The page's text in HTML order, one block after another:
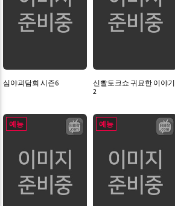
심야괴담회 시즌6
신빨토크쇼 귀묘한 이야기
2
예능 예능